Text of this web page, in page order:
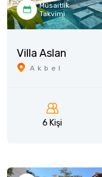
Müsaitlik
Takvimi
Villa Aslan
Akbel
6 Kişi